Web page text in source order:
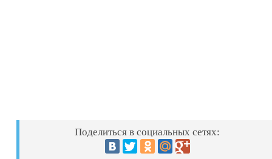
Поделиться в социальных сетях: